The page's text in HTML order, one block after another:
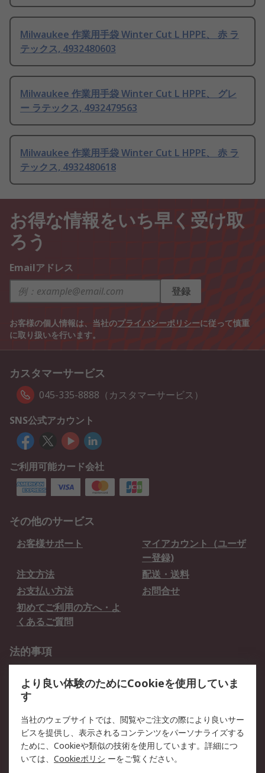
Milwaukee 作業用手袋 Winter Cut L HPPE、 赤 ラ
テックス, 4932480603
Milwaukee 作業用手袋 Winter Cut L HPPE、 グレ
ー ラテックス, 4932479563
Milwaukee 作業用手袋 Winter Cut L HPPE、 赤 ラ
テックス, 4932480618
お得な情報をいち早く受け取
ろう
Emailアドレス
登録
お客様の個人情報は、当社のプライバシーポリシーに従って慎重
に取り扱いを行います。
カスタマーサービス
045-335-8888（カスタマーサービス）
SNS公式アカウント
ご利用可能カード会社
その他のサービス
お客様サポート
マイアカウント（ユーザ
ー登録)
注文方法
配送・送料
お支払い方法
お問合せ
初めてご利用の方へ・よ
くあるご質問
法的事項
クッキーポリシー
RSについて
会社概要
採用情報
プレスリリース＆お知ら
コーポレートサイト
より良い体験のためにCookieを使用していま
す
当社のウェブサイトでは、閲覧やご注文の際により良いサー
ビスを提供し、表示されるコンテンツをパーソナライズする
ために、Cookieや類似の技術を使用しています。詳細につ
いては、 Cookieポリシ ーをご覧ください。